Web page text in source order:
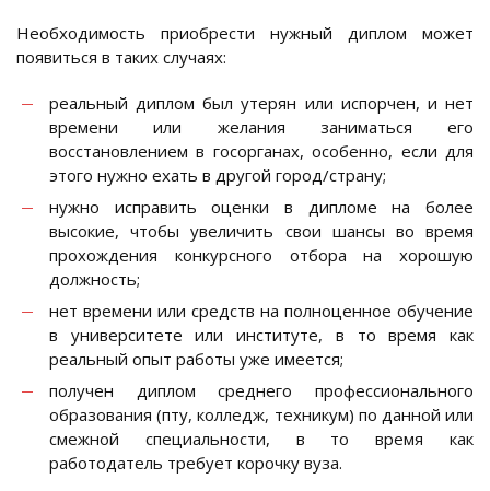
Необходимость приобрести нужный диплом может
появиться в таких случаях:
реальный диплом был утерян или испорчен, и нет
времени или желания заниматься его
восстановлением в госорганах, особенно, если для
этого нужно ехать в другой город/страну;
нужно исправить оценки в дипломе на более
высокие, чтобы увеличить свои шансы во время
прохождения конкурсного отбора на хорошую
должность;
нет времени или средств на полноценное обучение
в университете или институте, в то время как
реальный опыт работы уже имеется;
получен диплом среднего профессионального
образования (пту, колледж, техникум) по данной или
смежной специальности, в то время как
работодатель требует корочку вуза.